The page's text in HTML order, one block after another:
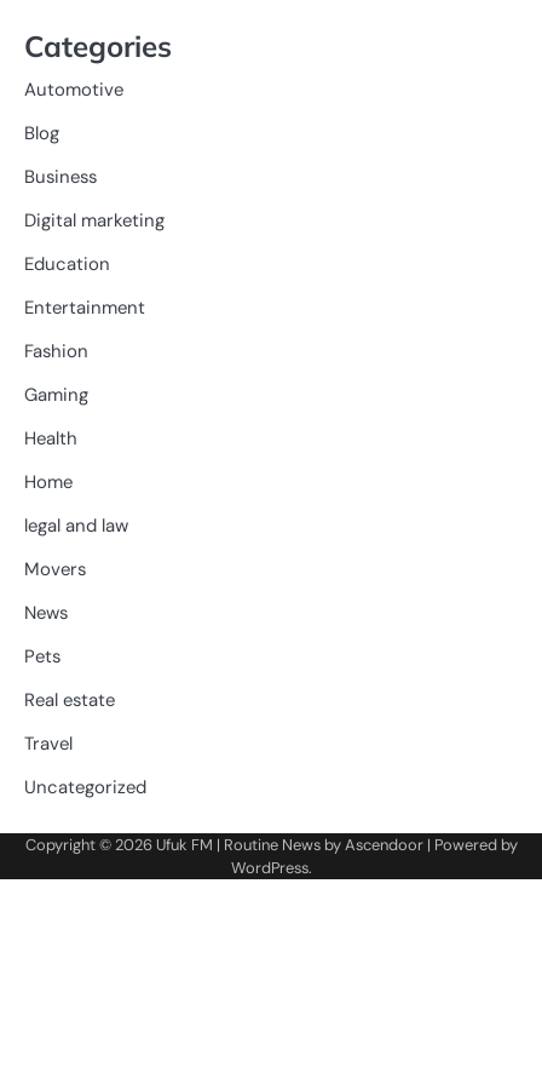
Categories
Automotive
Blog
Business
Digital marketing
Education
Entertainment
Fashion
Gaming
Health
Home
legal and law
Movers
News
Pets
Real estate
Travel
Uncategorized
Copyright © 2026 Ufuk FM | Routine News byAscendoor| Powered by
WordPress.